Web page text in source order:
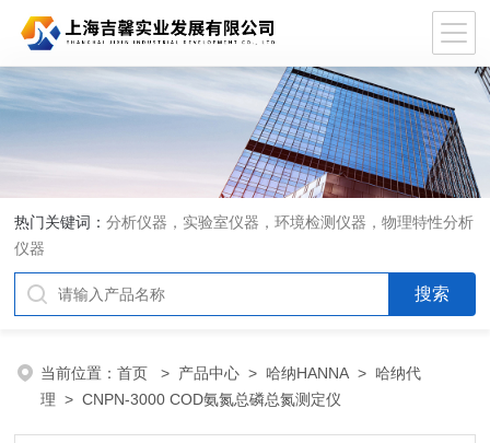
热门关键词：分析仪器，实验室仪器，环境检测仪器，物理特性分析
仪器
当前位置：首页 > 产品中心 >哈纳HANNA >哈纳代
理 > CNPN-3000 COD氨氮总磷总氮测定仪